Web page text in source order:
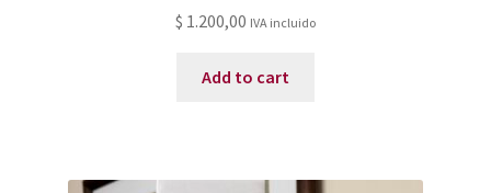
$ 1.200,00 IVA incluido
Add to cart